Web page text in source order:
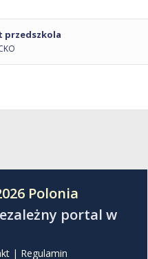
przedszkola
Polonia
portal w
| Regulamin